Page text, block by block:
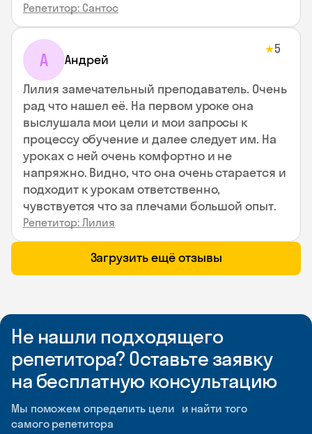
Репетитор: Сантос
А Андрей
★5
Лилия замечательный преподаватель. Очень
рад что нашел её. На первом уроке она
выслушала мои цели и мои запросы к
процессу обучение и далее следует им. На
уроках с ней очень комфортно и не
напряжно. Видно, что она очень старается и
подходит к урокам ответственно,
чувствуется что за плечами большой опыт.
Репетитор: Лилия
Загрузить ещё отзывы
Не нашли подходящего
репетитора? Оставьте заявку
на бесплатную консультацию
Мы поможем определить цели и найти того
самого репетитора